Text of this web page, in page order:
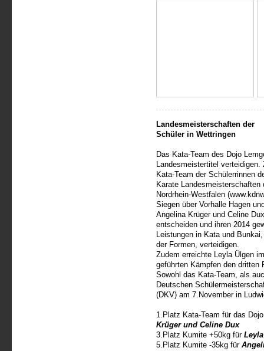
Landesmeisterschaften der
Schüler in Wettringen
Das Kata-Team des Dojo
Landesmeistertitel
Kata-Team der Schülerrinnen
Karate
Nordrhein-Westfalen
Siegen über Vorhalle Hagen
Angelina Krüger und Celine
entscheiden und ihren 2014
Leistungen in Kata und
der Formen, verteidigen.
Zudem erreichte Leyla Ülgen
geführten Kämpfen den dritten
Sowohl das Kata-Team, als
Deutschen
(DKV) am 7.November in
1.Platz Kata-Team für das
Krüger und Celine Dux
3.Platz Kumite +50kg für
5.Platz Kumite -35kg für